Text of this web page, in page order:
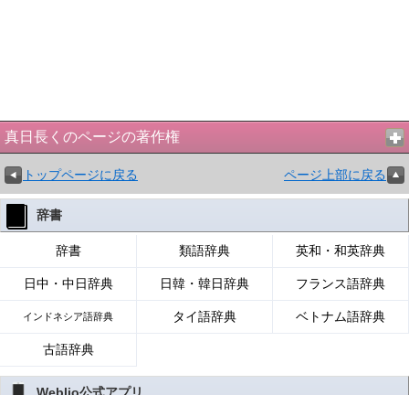
真日長くのページの著作権
トップページに戻る ページ上部に戻る
辞書
辞書 類語辞典 英和・和英辞典
日中・中日辞典 日韓・韓日辞典 フランス語辞典
インドネシア語辞典 タイ語辞典 ベトナム語辞典
古語辞典